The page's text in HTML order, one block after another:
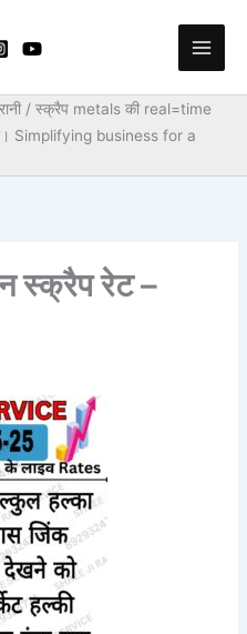
/ स्क्रैप metals की real=time
Simplifying business for a
स्क्रैप रेट –